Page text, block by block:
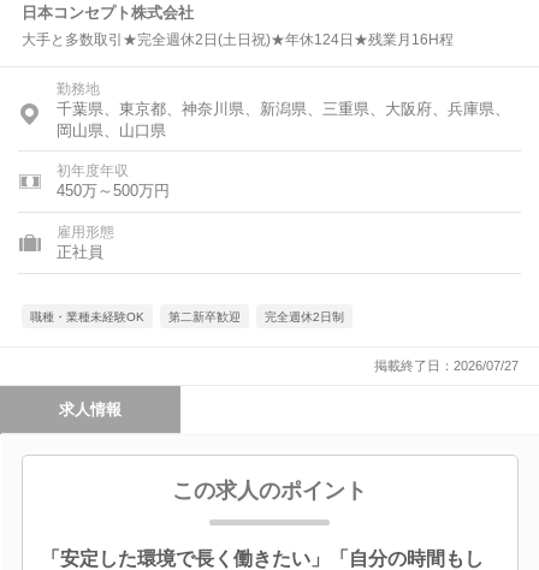
日本コンセプト株式会社
大手と多数取引★完全週休2日(土日祝)★年休124日★残業月16H程
勤務地
千葉県、東京都、神奈川県、新潟県、三重県、大阪府、兵庫県、
岡山県、山口県
初年度年収
450万～500万円
雇用形態
正社員
職種・業種未経験OK 第二新卒歓迎 完全週休2日制
掲載終了日：2026/07/27
求人情報
この求人のポイント
「安定した環境で長く働きたい」「自分の時間もし